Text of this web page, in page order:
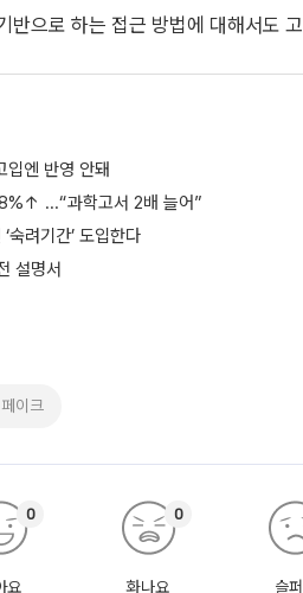
반으로 하는 접근 방법에 대해서도
입엔 반영 안돼
...“과학고서 2배 늘어”
려기간’ 도입한다
설명서
이크
요
0
화나요
0
슬